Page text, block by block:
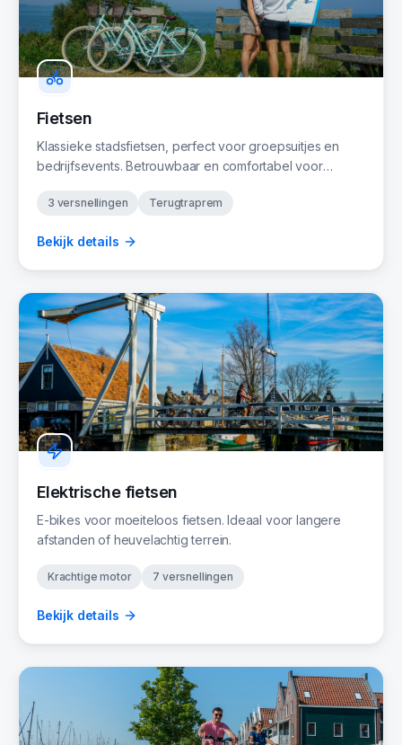
Fietsen
Klassieke stadsfietsen, perfect voor groepsuitjes en
bedrijfsevents. Betrouwbaar en comfortabel voor
3 versnellingen Terugtraprem
Bekijk details
Elektrische fietsen
E-bikes voor moeiteloos fietsen. Ideaal voor langere
afstanden of heuvelachtig terrein.
Krachtige motor 7 versnellingen
Bekijk details